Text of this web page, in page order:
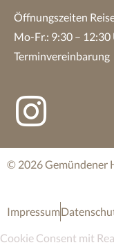
Öffnungszeiten
Mo-Fr.: 9:30 –
Terminvereinbarung
© 2026 Gemündener
Impressum
Cookie Consent mit